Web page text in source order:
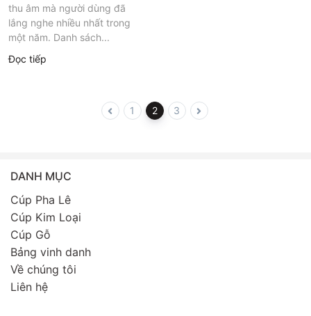
thu âm mà người dùng đã
lắng nghe nhiều nhất trong
một năm. Danh sách...
Đọc tiếp
1 2 3
DANH MỤC
Cúp Pha Lê
Cúp Kim Loại
Cúp Gỗ
Bảng vinh danh
Về chúng tôi
Liên hệ